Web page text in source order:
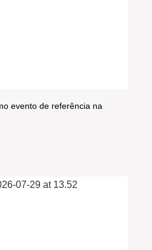
evento de referência na